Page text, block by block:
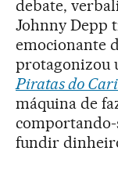
debate,
Johnny Depp
emocionante
protagonizou
Piratas do
máquina de
comportando-
fundir